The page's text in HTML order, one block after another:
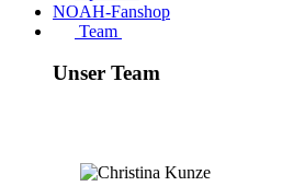
NOAH-Fanshop
Team
Unser Team